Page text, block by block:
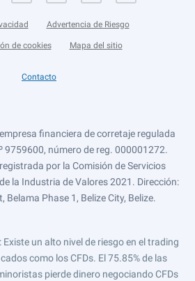
Advertencia de Riesgo
de cookies Mapa del sitio
Contacto
financiera de corretaje regulada
9759600, número de reg. 000001272.
por la Comisión de Servicios
la Industria de Valores 2021. Dirección:
Belama Phase 1, Belize City, Belize.
Existe un alto nivel de riesgo en el trading
como los CFDs. El 75.85% de las
pierde dinero negociando CFDs